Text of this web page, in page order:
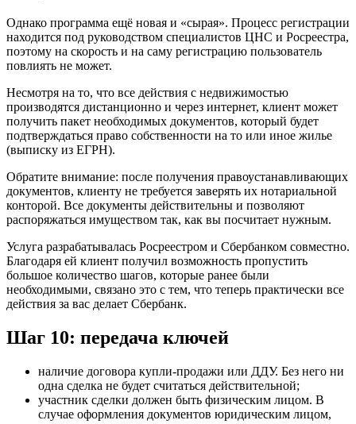
Однако программа ещё новая и «сырая». Процесс регистрации
находится под руководством специалистов ЦНС и Росреестра,
поэтому на скорость и на саму регистрацию пользователь
повлиять не может.
Несмотря на то, что все действия с недвижимостью
производятся дистанционно и через интернет, клиент может
получить пакет необходимых документов, который будет
подтверждаться право собственности на то или иное жилье
(выписку из ЕГРН).
Обратите внимание: после получения правоустанавливающих
документов, клиенту не требуется заверять их нотариальной
конторой. Все документы действительны и позволяют
распоряжаться имуществом так, как вы посчитает нужным.
Услуга разрабатывалась Росреестром и Сбербанком совместно.
Благодаря ей клиент получил возможность пропустить
большое количество шагов, которые ранее были
необходимыми, связано это с тем, что теперь практически все
действия за вас делает Сбербанк.
Шаг 10: передача ключей
наличие договора купли-продажи или ДДУ. Без него ни
одна сделка не будет считаться действительной;
участник сделки должен быть физическим лицом. В
случае оформления документов юридическим лицом,